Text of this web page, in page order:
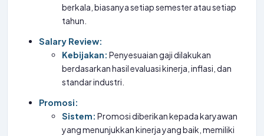
berkala, biasanya setiap semester atau setiap
tahun.
Salary Review:
Kebijakan: Penyesuaian gaji dilakukan
berdasarkan hasil evaluasi kinerja, inflasi, dan
standar industri.
Promosi:
Sistem: Promosi diberikan kepada karyawan
yang menunjukkan kinerja yang baik, memiliki